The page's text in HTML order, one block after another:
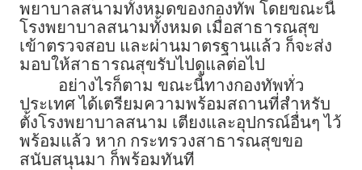
พยาบาลสนามทั้งหมดของกองทัพ โดยขณะนี้
โรงพยาบาลสนามทั้งหมด เมื่อสาธารณสุข
เข้าตรวจสอบ และผ่านมาตรฐานแล้ว ก็จะส่ง
มอบให้สาธารณสุขรับไปดูแลต่อไป
อย่างไรก็ตาม ขณะนี้ทางกองทัพทั่ว
ประเทศ ได้เตรียมความพร้อมสถานที่สำหรับ
ตั้งโรงพยาบาลสนาม เตียงและอุปกรณ์อื่นๆ ไว้
พร้อมแล้ว หาก กระทรวงสาธารณสุขขอ
สนับสนุนมา ก็พร้อมทันที